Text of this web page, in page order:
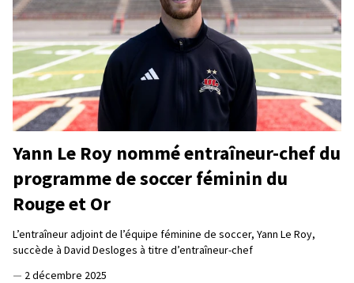
Yann Le Roy nommé entraîneur-chef du
programme de soccer féminin du
Rouge et Or
L’entraîneur adjoint de l’équipe féminine de soccer, Yann Le Roy,
succède à David Desloges à titre d’entraîneur-chef
— 2 décembre 2025